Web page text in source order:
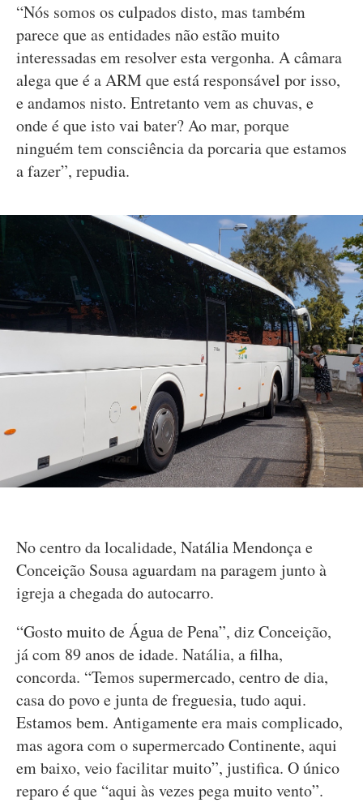
“Nós somos os culpados disto, mas também
parece que as entidades não estão muito
interessadas em resolver esta vergonha. A câmara
alega que é a ARM que está responsável por isso,
e andamos nisto. Entretanto vem as chuvas, e
onde é que isto vai bater? Ao mar, porque
ninguém tem consciência da porcaria que estamos
a fazer”, repudia.
No centro da localidade, Natália Mendonça e
Conceição Sousa aguardam na paragem junto à
igreja a chegada do autocarro.
“Gosto muito de Água de Pena”, diz Conceição,
já com 89 anos de idade. Natália, a filha,
concorda. “Temos supermercado, centro de dia,
casa do povo e junta de freguesia, tudo aqui.
Estamos bem. Antigamente era mais complicado,
mas agora com o supermercado Continente, aqui
em baixo, veio facilitar muito”, justifica. O único
reparo é que “aqui às vezes pega muito vento”.